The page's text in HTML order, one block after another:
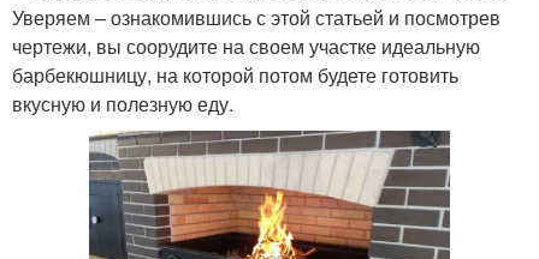
Уверяем – ознакомившись с этой статьей и посмотрев
чертежи, вы соорудите на своем участке идеальную
барбекюшницу, на которой потом будете готовить
вкусную и полезную еду.